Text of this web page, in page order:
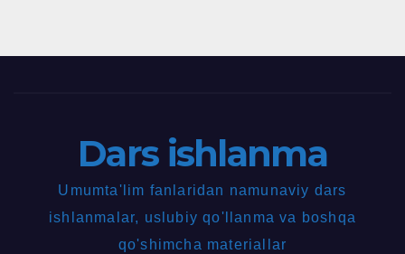
Dars ishlanma
Umumta'lim fanlaridan namunaviy dars
ishlanmalar, uslubiy qo'llanma va boshqa
qo'shimcha materiallar